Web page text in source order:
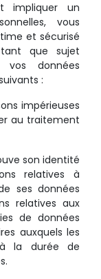
impliquer un
vous
et sécurisé
que sujet
données
:
impérieuses
au traitement
son identité
relatives à
ses données
relatives aux
de données
auxquels les
la durée de